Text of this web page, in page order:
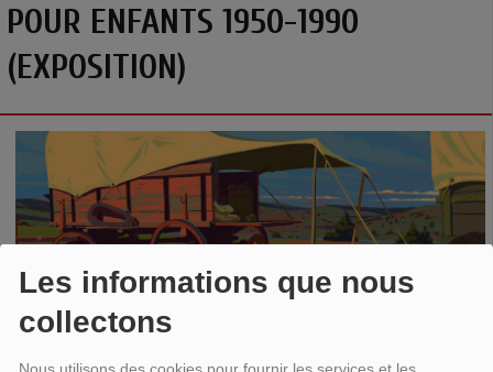
Les informations que nous
collectons
Nous utilisons des cookies pour fournir les services et les
POUR ENFANTS 1950-1990
(EXPOSITION)